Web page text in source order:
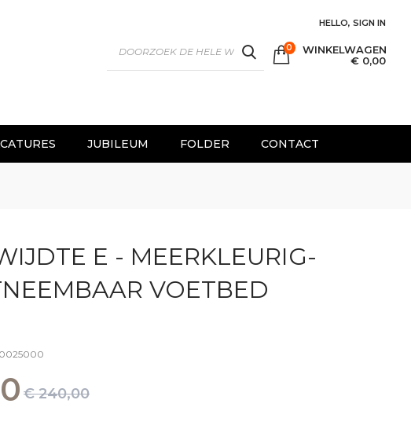
HELLO, SIGN IN
SEARCH WINKELWAGEN
€ 0,00
0
JUBILEUM FOLDER CONTACT
E - MEERKLEURIG-
VOETBED
€ 240,00